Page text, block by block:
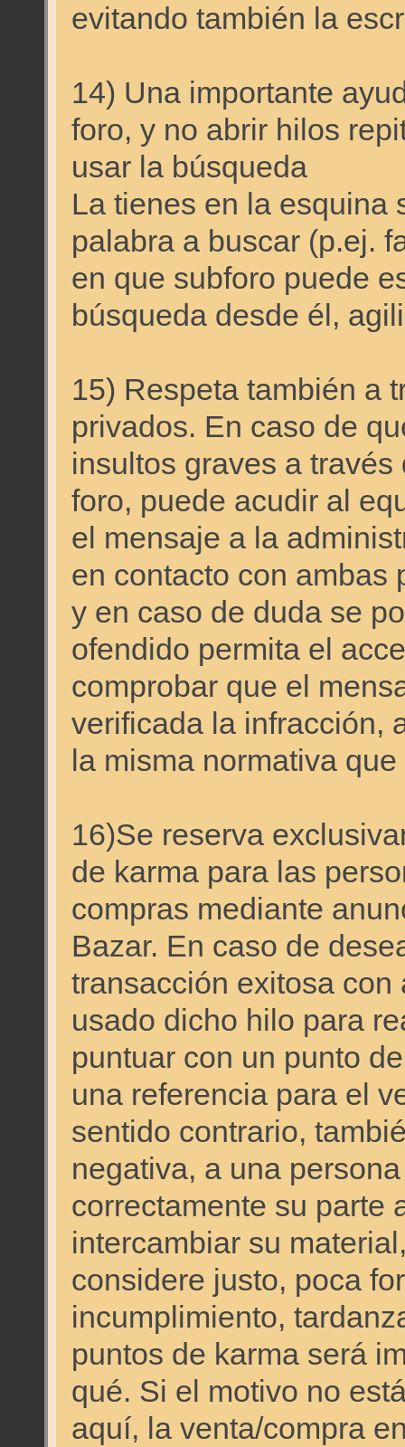
evitando también la
14) Una importante
foro, y no abrir hilos
usar la búsqueda
La tienes en la esquina
palabra a buscar (p.ej.
en que subforo puede
búsqueda desde él,
15) Respeta también a
privados. En caso de
insultos graves a
foro, puede acudir al
el mensaje a la
en contacto con ambas
y en caso de duda se
ofendido permita el
comprobar que el
verificada la infracción,
la misma normativa
16)Se reserva
de karma para las
compras mediante
Bazar. En caso de
transacción exitosa
usado dicho hilo para
puntuar con un punto
una referencia para el
sentido contrario,
negativa, a una
correctamente su parte
intercambiar su
considere justo, poca
incumplimiento,
puntos de karma será
qué. Si el motivo no
aquí, la venta/compra